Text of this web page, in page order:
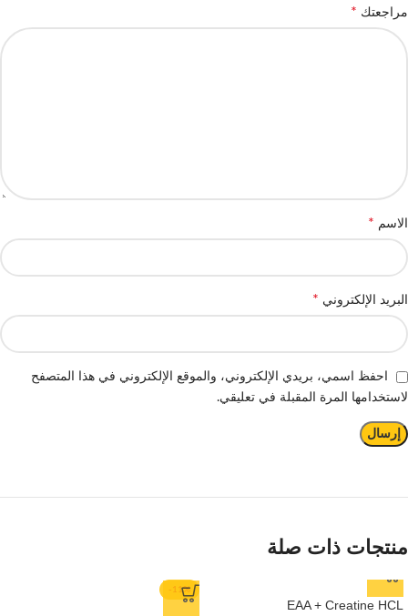
مراجعتك *
الاسم *
البريد الإلكتروني *
احفظ اسمي، بريدي الإلكتروني، والموقع الإلكتروني في هذا المتصفح
لاستخدامها المرة المقبلة في تعليقي.
منتجات ذات صلة
EAA + Creatine HCL
-11%